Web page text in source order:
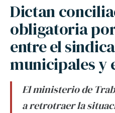
Dictan
obligatoria
entre el
municipales y
El ministerio de
a retrotraer la